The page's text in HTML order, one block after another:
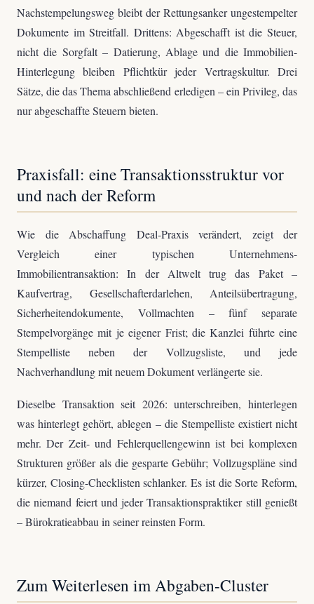
Nachstempelungsweg bleibt der Rettungsanker ungestempelter
Dokumente im Streitfall. Drittens: Abgeschafft ist die Steuer,
nicht die Sorgfalt – Datierung, Ablage und die Immobilien-
Hinterlegung bleiben Pflichtkür jeder Vertragskultur. Drei
Sätze, die das Thema abschließend erledigen – ein Privileg, das
nur abgeschaffte Steuern bieten.
Praxisfall: eine Transaktionsstruktur vor
und nach der Reform
Wie die Abschaffung Deal-Praxis verändert, zeigt der
Vergleich einer typischen Unternehmens-
Immobilientransaktion: In der Altwelt trug das Paket –
Kaufvertrag, Gesellschafterdarlehen, Anteilsübertragung,
Sicherheitendokumente, Vollmachten – fünf separate
Stempelvorgänge mit je eigener Frist; die Kanzlei führte eine
Stempelliste neben der Vollzugsliste, und jede
Nachverhandlung mit neuem Dokument verlängerte sie.
Dieselbe Transaktion seit 2026: unterschreiben, hinterlegen
was hinterlegt gehört, ablegen – die Stempelliste existiert nicht
mehr. Der Zeit- und Fehlerquellengewinn ist bei komplexen
Strukturen größer als die gesparte Gebühr; Vollzugspläne sind
kürzer, Closing-Checklisten schlanker. Es ist die Sorte Reform,
die niemand feiert und jeder Transaktionspraktiker still genießt
– Bürokratieabbau in seiner reinsten Form.
Zum Weiterlesen im Abgaben-Cluster